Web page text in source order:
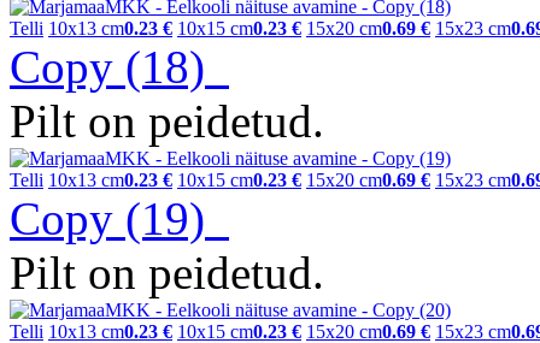
Telli 10x13 cm0.23 € 10x15 cm0.23 € 15x20 cm0.69 € 15x23 cm
Copy (18)
Pilt on peidetud.
Telli 10x13 cm0.23 € 10x15 cm0.23 € 15x20 cm0.69 € 15x23 cm
Copy (19)
Pilt on peidetud.
Telli 10x13 cm0.23 € 10x15 cm0.23 € 15x20 cm0.69 € 15x23 cm